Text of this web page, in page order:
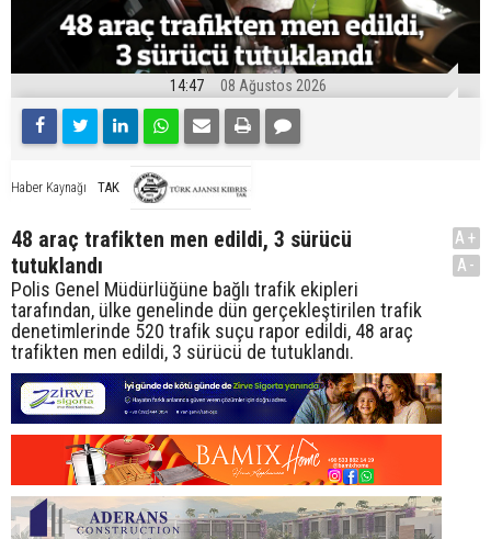
14:47 08 Ağustos 2026
Haber Kaynağı TAK
48 araç trafikten men edildi, 3 sürücü
tutuklandı
Polis Genel Müdürlüğüne bağlı trafik ekipleri
tarafından, ülke genelinde dün gerçekleştirilen trafik
denetimlerinde 520 trafik suçu rapor edildi, 48 araç
trafikten men edildi, 3 sürücü de tutuklandı.
A+
A-